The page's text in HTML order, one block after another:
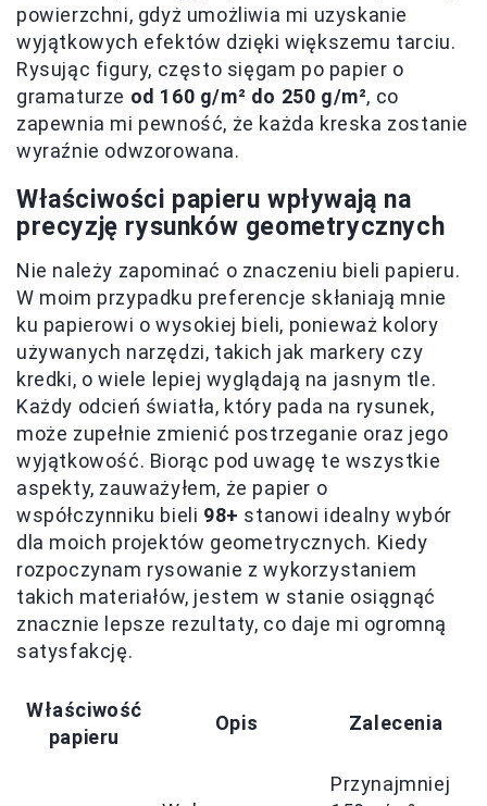
powierzchni, gdyż umożliwia mi uzyskanie
wyjątkowych efektów dzięki większemu tarciu.
Rysując figury, często sięgam po papier o
gramaturze od 160 g/m² do 250 g/m², co
zapewnia mi pewność, że każda kreska zostanie
wyraźnie odwzorowana.
Właściwości papieru wpływają na
precyzję rysunków geometrycznych
Nie należy zapominać o znaczeniu bieli papieru.
W moim przypadku preferencje skłaniają mnie
ku papierowi o wysokiej bieli, ponieważ kolory
używanych narzędzi, takich jak markery czy
kredki, o wiele lepiej wyglądają na jasnym tle.
Każdy odcień światła, który pada na rysunek,
może zupełnie zmienić postrzeganie oraz jego
wyjątkowość. Biorąc pod uwagę te wszystkie
aspekty, zauważyłem, że papier o
współczynniku bieli 98+ stanowi idealny wybór
dla moich projektów geometrycznych. Kiedy
rozpoczynam rysowanie z wykorzystaniem
takich materiałów, jestem w stanie osiągnąć
znacznie lepsze rezultaty, co daje mi ogromną
satysfakcję.
Właściwość
papieru
Opis Zalecenia
Przynajmniej